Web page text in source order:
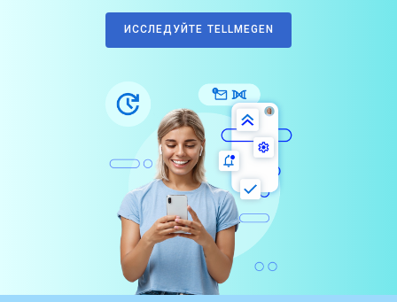
ИССЛЕДУЙТЕ TELLMEGEN